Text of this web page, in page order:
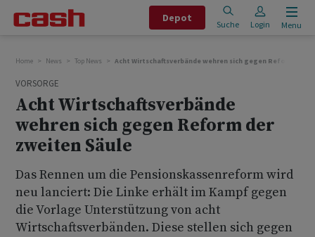
Depot
Suche Login Menu
Home News Top News Acht Wirtschaftsverbände wehren sich gegen Reform der
VORSORGE
Acht Wirtschaftsverbände
wehren sich gegen Reform der
zweiten Säule
Das Rennen um die Pensionskassenreform wird
neu lanciert: Die Linke erhält im Kampf gegen
die Vorlage Unterstützung von acht
Wirtschaftsverbänden. Diese stellen sich gegen